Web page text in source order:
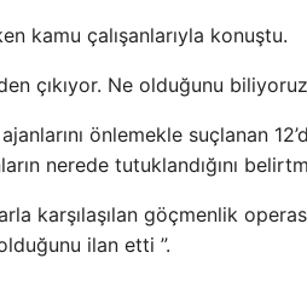
kamu çalışanlarıyla konuştu.
çıkıyor. Ne olduğunu
önlemekle suçlanan
nerede tutuklandığını
göçmenlik
ilan etti ”.